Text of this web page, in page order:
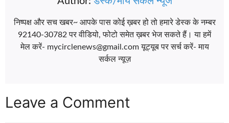
निष्पक्ष और सच खबर~ आपके पास कोई ख़बर हो तो हमारे डेस्क के नम्बर
92140-30782 पर वीडियो, फोटो समेत ख़बर भेज सकते हैं। या हमें
मेल करें- mycirclenews@gmail.com यूट्यूब पर सर्च करें- माय
सर्कल न्यूज़
Leave a Comment